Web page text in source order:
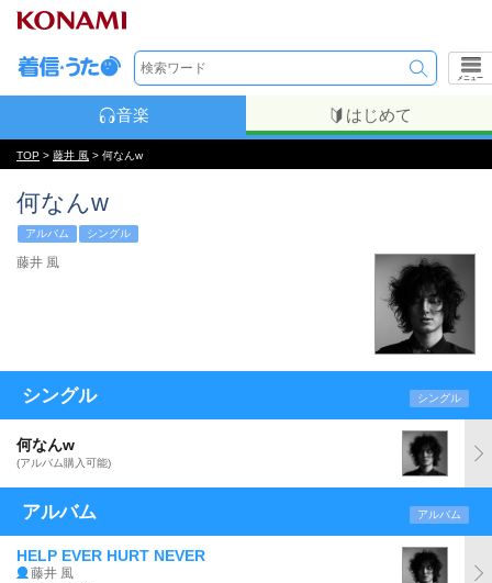
メニュー
音楽 はじめて
TOP > 藤井 風 > 何なんw
何なんw
アルバム シングル
藤井 風
シングル シングル
何なんw
(アルバム購入可能)
アルバム アルバム
HELP EVER HURT NEVER
藤井 風